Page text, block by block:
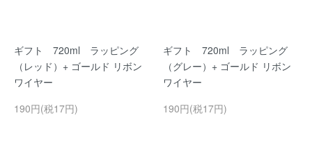
ギフト 720ml ラッピング
（レッド）+ ゴールド リボン
ワイヤー
190円(税17円)
ギフト 720ml ラッピング
（グレー）+ ゴールド リボン
ワイヤー
190円(税17円)